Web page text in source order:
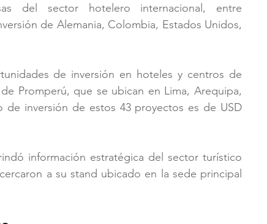
del sector hotelero internacional, entre
de Alemania, Colombia, Estados Unidos,
de inversión en hoteles y centros de
Promperú, que se ubican en Lima, Arequipa,
de inversión de estos 43 proyectos es de USD
información estratégica del sector turístico
a su stand ubicado en la sede principal